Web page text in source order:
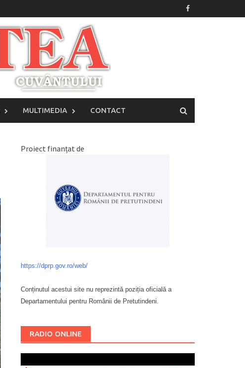
MULTIMEDIA CONTACT
Proiect finanțat de
https://dprp.gov.ro/web/
Conținutul acestui site nu reprezintă poziția oficială a
Departamentului pentru Românii de Pretutindeni.
RADIO ONLINE